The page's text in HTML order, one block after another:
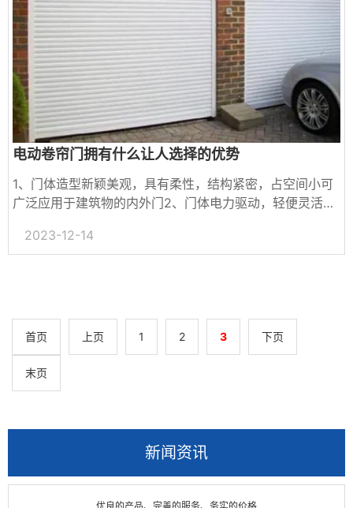
电动卷帘门拥有什么让人选择的优势
1、门体造型新颖美观，具有柔性，结构紧密，占空间小可
广泛应用于建筑物的内外门2、门体电力驱动，轻便灵活，
的时候可手动操作。...
2023-12-14
首页 上页 1 2 3 下页
末页
新闻资讯